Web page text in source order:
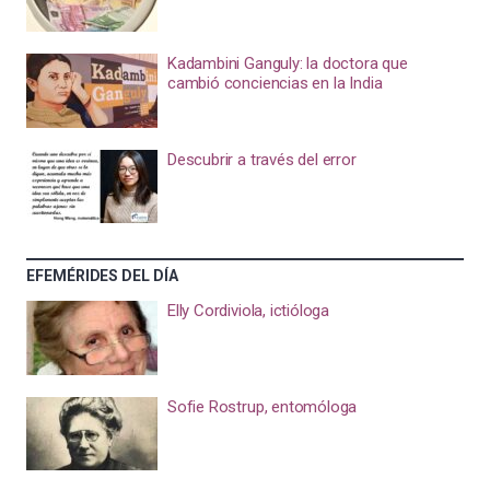
Kadambini Ganguly: la doctora que
cambió conciencias en la India
Descubrir a través del error
EFEMÉRIDES DEL DÍA
Elly Cordiviola, ictióloga
Sofie Rostrup, entomóloga